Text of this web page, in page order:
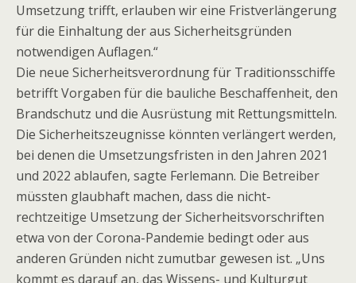
Umsetzung trifft, erlauben wir eine Fristverlängerung
für die Einhaltung der aus Sicherheitsgründen
notwendigen Auflagen.“
Die neue Sicherheitsverordnung für Traditionsschiffe
betrifft Vorgaben für die bauliche Beschaffenheit, den
Brandschutz und die Ausrüstung mit Rettungsmitteln.
Die Sicherheitszeugnisse könnten verlängert werden,
bei denen die Umsetzungsfristen in den Jahren 2021
und 2022 ablaufen, sagte Ferlemann. Die Betreiber
müssten glaubhaft machen, dass die nicht-
rechtzeitige Umsetzung der Sicherheitsvorschriften
etwa von der Corona-Pandemie bedingt oder aus
anderen Gründen nicht zumutbar gewesen ist. „Uns
kommt es darauf an, das Wissens- und Kulturgut